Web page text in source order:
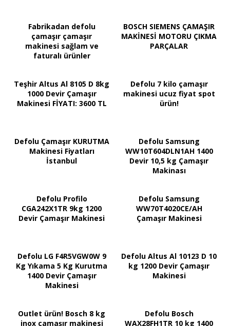
Fabrikadan defolu
çamaşır çamaşır
makinesi sağlam ve
faturalı ürünler
BOSCH SIEMENS ÇAMAŞIR
MAKİNESİ MOTORU ÇIKMA
PARÇALAR
Teşhir Altus Al 8105 D 8kg
1000 Devir Çamaşır
Makinesi FİYATI: 3600 TL
Defolu 7 kilo çamaşır
makinesi ucuz fiyat spot
ürün!
Defolu Çamaşır KURUTMA
Makinesi Fiyatları
İstanbul
Defolu Samsung
WW10T604DLN1AH 1400
Devir 10,5 kg Çamaşır
Makinası
Defolu Profilo
CGA242X1TR 9kg 1200
Devir Çamaşır Makinesi
Defolu Samsung
WW70T4020CE/AH
Çamaşır Makinesi
Defolu LG F4R5VGW0W 9
Kg Yıkama 5 Kg Kurutma
1400 Devir Çamaşır
Makinesi
Defolu Altus Al 10123 D 10
kg 1200 Devir Çamaşır
Makinesi
Outlet ürün! Bosch 8 kg
inox çamaşır makinesi
Defolu Bosch
WAX28FH1TR 10 kg 1400